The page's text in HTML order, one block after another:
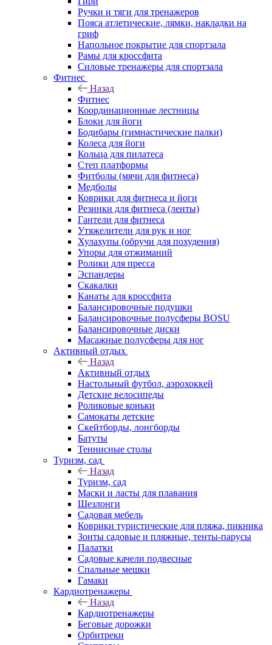
Ручки и тяги для тренажеров
Пояса атлетические, лямки, накладки на
гриф
Напольное покрытие для спортзала
Рамы для кроссфита
Силовые тренажеры для спортзала
Фитнес
Назад
Фитнес
Координационные лестницы
Блоки для йоги
Бодибары (гимнастические палки)
Колеса для йоги
Кольца для пилатеса
Степ платформы
Фитболы (мячи для фитнеса)
Медболы
Коврики для фитнеса и йоги
Резинки для фитнеса (ленты)
Гантели для фитнеса
Утяжелители для рук и ног
Хулахупы (обручи для похудения)
Упоры для отжиманий
Ролики для пресса
Эспандеры
Скакалки
Канаты для кроссфита
Балансировочные подушки
Балансировочные полусферы BOSU
Балансировочные диски
Масажные полусферы для ног
Активный отдых
Назад
Активный отдых
Настольный футбол, аэрохоккей
Детские велосипеды
Роликовые коньки
Самокаты детские
Скейтборды, лонгборды
Батуты
Теннисные столы
Туризм, сад
Назад
Туризм, сад
Маски и ласты для плавания
Шезлонги
Садовая мебель
Коврики туристические для пляжа, пикника
Зонты садовые и пляжные, тенты-парусы
Палатки
Садовые качели подвесные
Спальные мешки
Гамаки
Кардиотренажеры
Назад
Кардиотренажеры
Беговые дорожки
Орбитреки